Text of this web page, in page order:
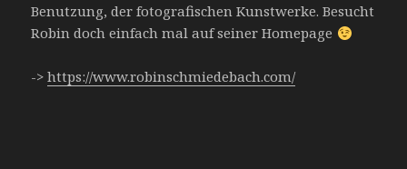
Benutzung, der fotografischen Kunstwerke. Besucht
Robin doch einfach mal auf seiner Homepage
->https://www.robinschmiedebach.com/